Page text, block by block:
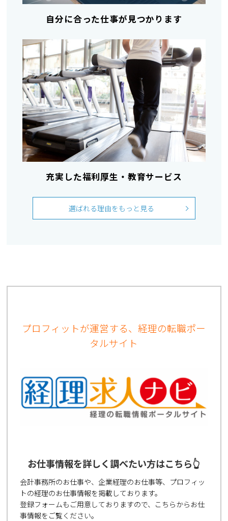
自分に合った仕事が見つかります
充実した福利厚生・教育サービス
選ばれる理由をもっと見る
プロフィットが運営する、経理の転職ポー
タルサイト
お仕事情報を詳しく調べたい方はこちら👆
会計事務所のお仕事や、企業経理のお仕事等、プロフィッ
トの経理のお仕事情報を掲載しております。
登録フォームもご用意しておりますので、こちらからお仕
事情報をご覧ください。